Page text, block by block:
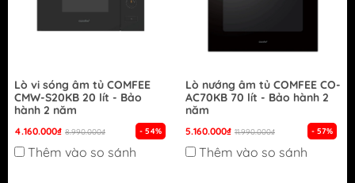
Lò vi sóng âm tủ COMFEE
CMW-S20KB​ 20 lít - Bảo
hành 2 năm
4.160.000₫ 8.990.000₫ - 54%
Thêm vào so sánh
Lò nướng âm tủ COMFEE CO-
AC70KB 70 lít - Bảo hành 2
năm
5.160.000₫ 11.990.000₫ - 57%
Thêm vào so sánh